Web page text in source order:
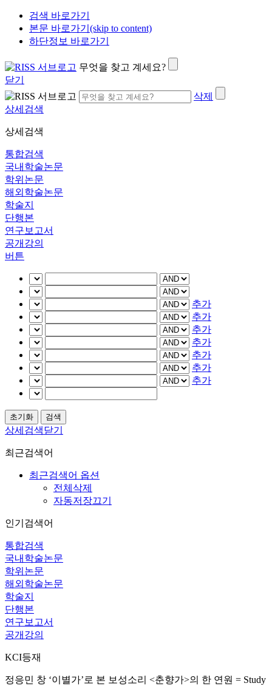
검색 바로가기
본문 바로가기(skip to content)
하단정보 바로가기
무엇을 찾고 계세요?
닫기
삭제
상세검색
상세검색
통합검색
국내학술논문
학위논문
해외학술논문
학술지
단행본
연구보고서
공개강의
버튼
추가
추가
추가
추가
추가
추가
추가
상세검색닫기
최근검색어
최근검색어 옵션
전체삭제
자동저장끄기
인기검색어
통합검색
국내학술논문
학위논문
해외학술논문
학술지
단행본
연구보고서
공개강의
KCI등재
정응민 창 ‘이별가’로 본 보성소리 <춘향가>의 한 연원 = Study